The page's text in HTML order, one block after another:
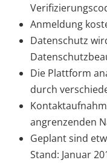
Anmeldung
Datenschutz
Die Plattform
durch
angrenzenden
Geplant sind
Stand: Januar